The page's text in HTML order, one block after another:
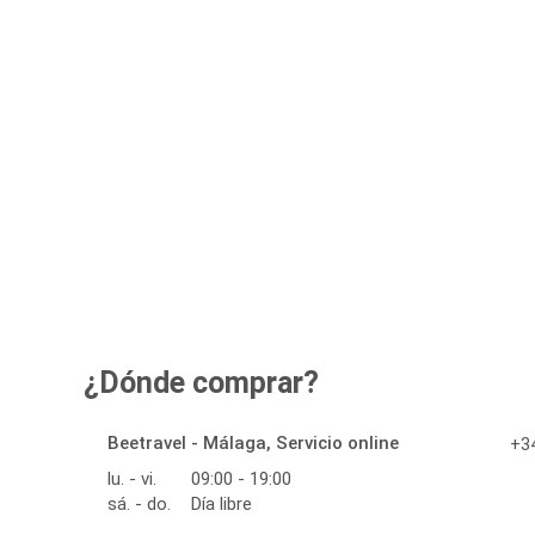
¿Dónde comprar?
Beetravel - Málaga, Servicio online
lu. - vi.
09:00 - 19:00
sá. - do.
Día libre